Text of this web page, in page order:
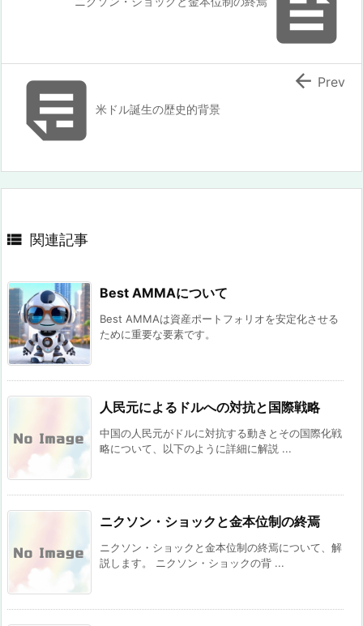
米ドル誕生の歴史的背景
 Prev
 関連記事
Best AMMAについて
Best AMMAは資産ポートフォリオを安定化させる
ために重要な要素です。
人民元によるドルへの対抗と国際戦略
中国の人民元がドルに対抗する動きとその国際化戦
略について、以下のように詳細に解説 ...
ニクソン・ショックと金本位制の終焉
ニクソン・ショックと金本位制の終焉について、解
説します。 ニクソン・ショックの背 ...